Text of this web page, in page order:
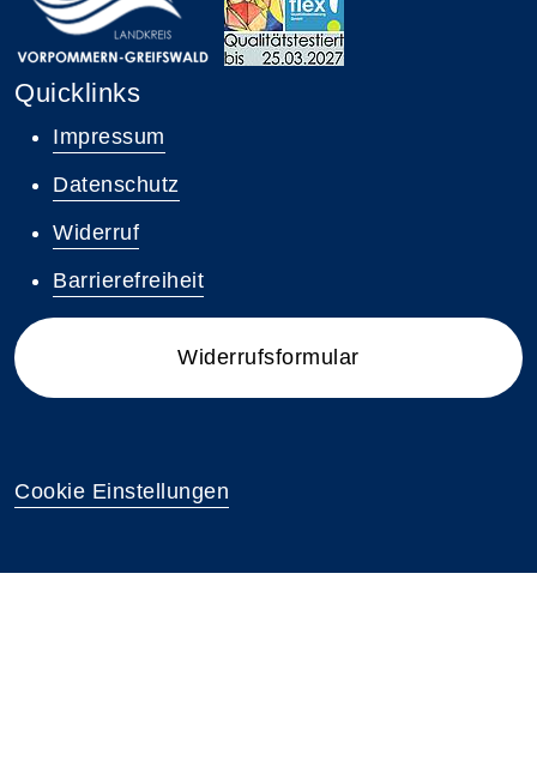
Quicklinks
Impressum
Datenschutz
Widerruf
Barrierefreiheit
Widerrufsformular
Cookie Einstellungen